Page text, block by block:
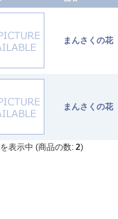
まんさくの
まんさくの
を表示中 (商品の数: 2)